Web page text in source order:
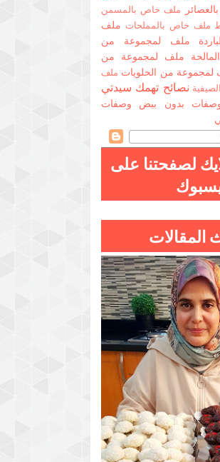
ملف خاص بالمسمن
ملف خاص بالمملحات ملف
ملف لمجموعة من
ملف لمجموعة من
لمجموعة من الحلويات ملف
نصائح تهمك سيدتي
بدون بيض وصفات
لصفحتنا على
المقالات